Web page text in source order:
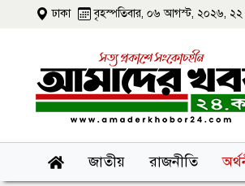
ঢাকা বৃহস্পতিবার, ০৬ আগস্ট, ২০২৬, ২২
জাতীয় রাজনীতি